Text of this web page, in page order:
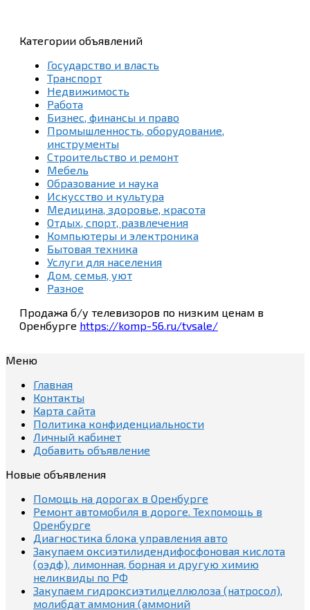
Категории объявлений
Государство и власть
Транспорт
Недвижимость
Работа
Бизнес, финансы и право
Промышленность, оборудование,
инструменты
Строительство и ремонт
Мебель
Образование и наука
Искусство и культура
Медицина, здоровье, красота
Отдых, спорт, развлечения
Компьютеры и электроника
Бытовая техника
Услуги для населения
Дом, семья, уют
Разное
Продажа б/у телевизоров по низким ценам в
Оренбурге https://komp-56.ru/tvsale/
Меню
Главная
Контакты
Карта сайта
Политика конфиденциальности
Личный кабинет
Добавить объявление
Новые объявления
Помощь на дорогах в Оренбурге
Ремонт автомобиля в дороге. Техпомощь в
Оренбурге
Диагностика блока управления авто
Закупаем оксиэтилидендифосфоновая кислота
(оэдф), лимонная, борная и другую химию
неликвиды по РФ
Закупаем гидроксиэтилцеллюлоза (натросол),
молибдат аммония (аммоний